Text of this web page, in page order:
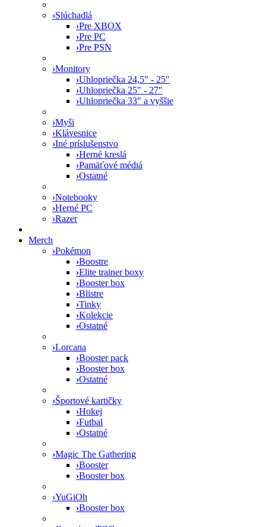
›Slúchadlá
›Pre XBOX
›Pre PC
›Pre PSN
›Monitory
›Uhlopriečka 24,5" - 25"
›Uhlopriečka 25" - 27"
›Uhlopriečka 33" a vyššie
›Myši
›Klávesnice
›Iné príslušenstvo
›Herné kreslá
›Pamäťové médiá
›Ostatné
›Notebooky
›Herné PC
›Razer
Merch
›Pokémon
›Boostre
›Elite trainer boxy
›Booster box
›Blistre
›Tinky
›Kolekcie
›Ostatné
›Lorcana
›Booster pack
›Booster box
›Ostatné
›Športové kartičky
›Hokej
›Futbal
›Ostatné
›Magic The Gathering
›Booster
›Booster box
›YuGiOh
›Booster box